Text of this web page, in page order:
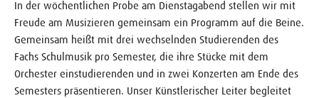
In der wöchentlichen Probe am Dienstagabend stellen wir mit
Freude am Musizieren gemeinsam ein Programm auf die Beine.
Gemeinsam heißt mit drei wechselnden Studierenden des
Fachs Schulmusik pro Semester, die ihre Stücke mit dem
Orchester einstudierenden und in zwei Konzerten am Ende des
Semesters präsentieren. Unser Künstlerischer Leiter begleitet